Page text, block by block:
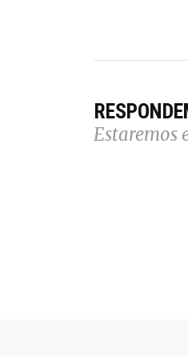
Estaremos